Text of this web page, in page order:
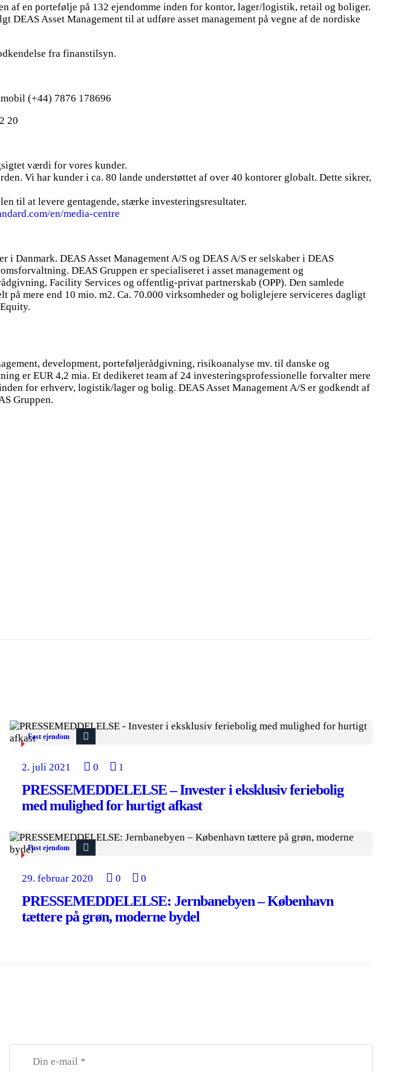
af en portefølje på 132 ejendomme inden for kontor, lager/logistik, retail og boliger.
DEAS Asset Management til at udføre asset management på vegne af de nordiske
fra finanstilsyn.
(+44) 7876 178696
20
værdi for vores kunder.
Vi har kunder i ca. 80 lande understøttet af over 40 kontorer globalt. Dette sikrer,
til at levere gentagende, stærke investeringsresultater.
en/media-centre
Danmark. DEAS Asset Management A/S og DEAS A/S er selskaber i DEAS
DEAS Gruppen er specialiseret i asset management og
Facility Services og offentlig-privat partnerskab (OPP). Den samlede
mere end 10 mio. m2. Ca. 70.000 virksomheder og boliglejere serviceres dagligt
development, porteføljerådgivning, risikoanalyse mv. til danske og
er EUR 4,2 mia. Et dedikeret team af 24 investeringsprofessionelle forvalter mere
for erhverv, logistik/lager og bolig. DEAS Asset Management A/S er godkendt af
Gruppen.
Fast ejendom
2. juli 2021 0 1
PRESSEMEDDELELSE – Invester i eksklusiv feriebolig
med mulighed for hurtigt afkast
Fast ejendom
29. februar 2020 0 0
PRESSEMEDDELELSE: Jernbanebyen – København
tættere på grøn, moderne bydel